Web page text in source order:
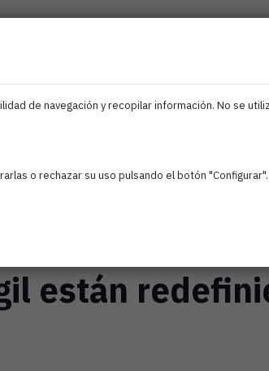
están
de navegación y recopilar información. No se
o rechazar su uso pulsando el botón "Configurar".